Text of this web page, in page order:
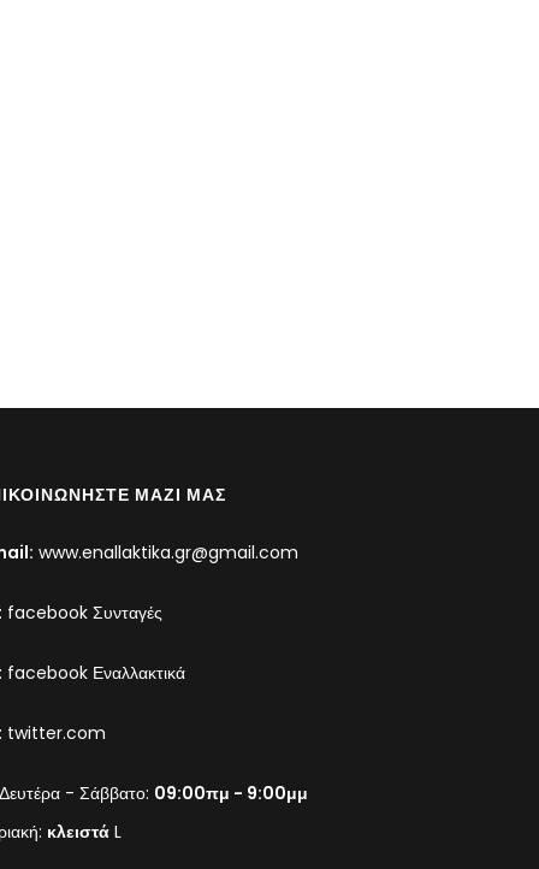
ΜΑΖΊ ΜΑΣ
www.enallaktika.gr@gmail.com
facebook Συνταγές
facebook Εναλλακτικά
twitter.com
- Σάββατο: 09:00πμ - 9:00μμ
κλειστά L